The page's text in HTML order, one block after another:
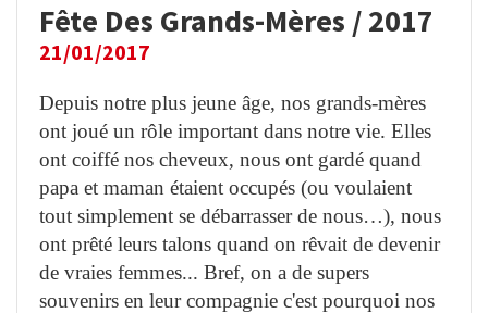
Fête Des Grands-Mères / 2017
21/01/2017
Depuis notre plus jeune âge, nos grands-mères
ont joué un rôle important dans notre vie. Elles
ont coiffé nos cheveux, nous ont gardé quand
papa et maman étaient occupés (ou voulaient
tout simplement se débarrasser de nous…), nous
ont prêté leurs talons quand on rêvait de devenir
de vraies femmes... Bref, on a de supers
souvenirs en leur compagnie c'est pourquoi nos